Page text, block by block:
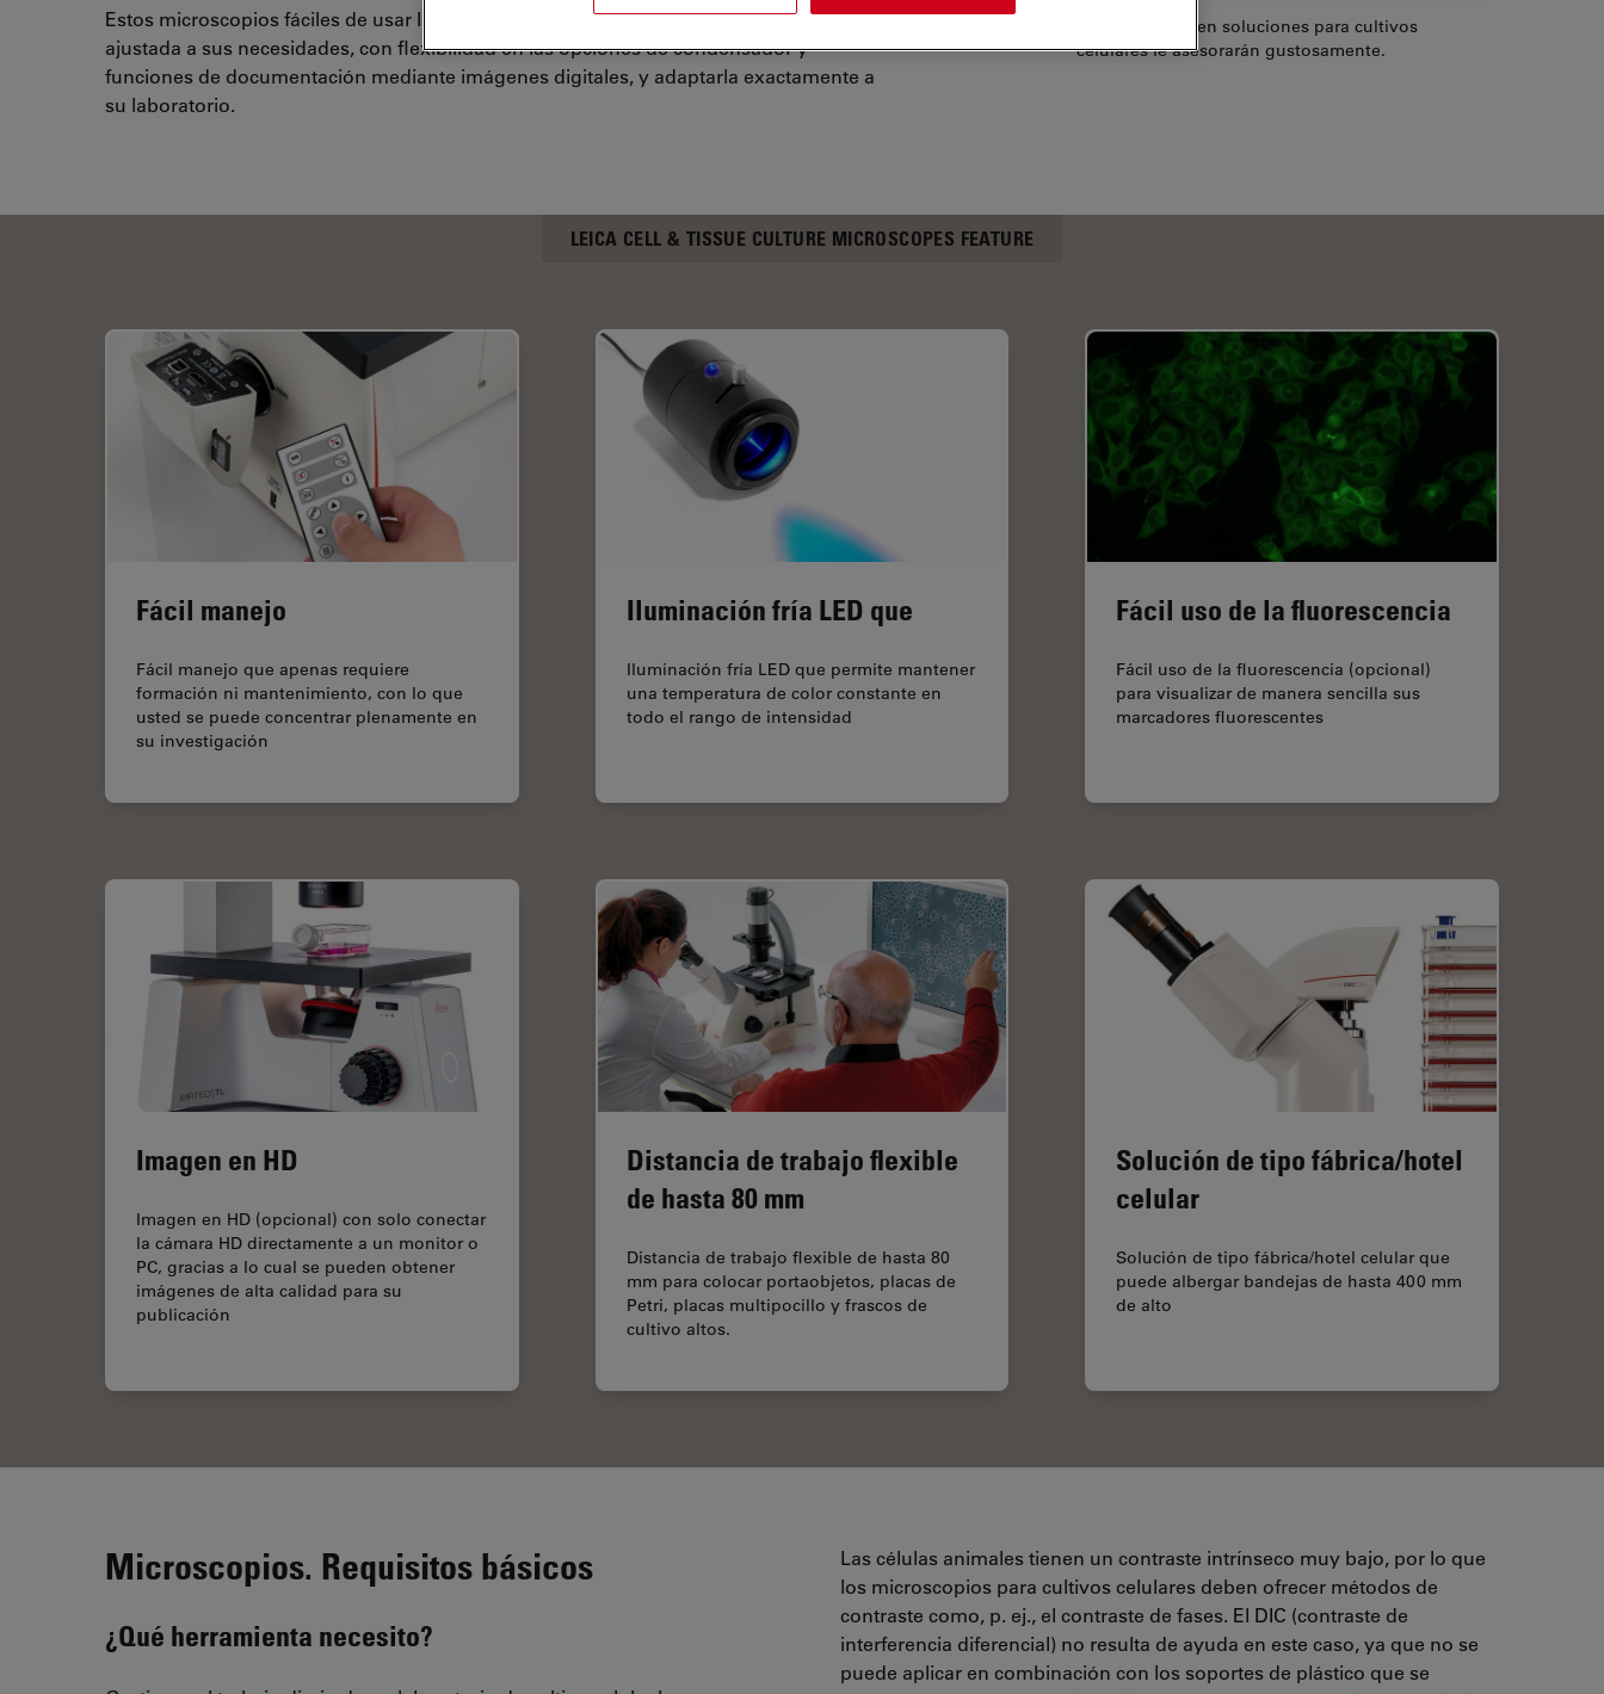
Estos microscopios fáciles de usar le permiten configurar una solución de imagen
ajustada a sus necesidades, con flexibilidad en las opciones de condensador y
funciones de documentación mediante imágenes digitales, y adaptarla exactamente a
su laboratorio.
Nuestros expertos en soluciones para cultivos
celulares le asesorarán gustosamente.
LEICA CELL & TISSUE CULTURE MICROSCOPES FEATURE
Fácil manejo
Fácil manejo que apenas requiere
formación ni mantenimiento, con lo que
usted se puede concentrar plenamente en
su investigación
Iluminación fría LED que
Iluminación fría LED que permite mantener
una temperatura de color constante en
todo el rango de intensidad
Fácil uso de la fluorescencia
Fácil uso de la fluorescencia (opcional)
para visualizar de manera sencilla sus
marcadores fluorescentes
Imagen en HD
Imagen en HD (opcional) con solo conectar
la cámara HD directamente a un monitor o
PC, gracias a lo cual se pueden obtener
imágenes de alta calidad para su
publicación
Distancia de trabajo flexible
de hasta 80 mm
Distancia de trabajo flexible de hasta 80
mm para colocar portaobjetos, placas de
Petri, placas multipocillo y frascos de
cultivo altos.
Solución de tipo fábrica/hotel
celular
Solución de tipo fábrica/hotel celular que
puede albergar bandejas de hasta 400 mm
de alto
Microscopios. Requisitos básicos
¿Qué herramienta necesito?
Las células animales tienen un contraste intrínseco muy bajo, por lo que
los microscopios para cultivos celulares deben ofrecer métodos de
contraste como, p. ej., el contraste de fases. El DIC (contraste de
interferencia diferencial) no resulta de ayuda en este caso, ya que no se
puede aplicar en combinación con los soportes de plástico que se